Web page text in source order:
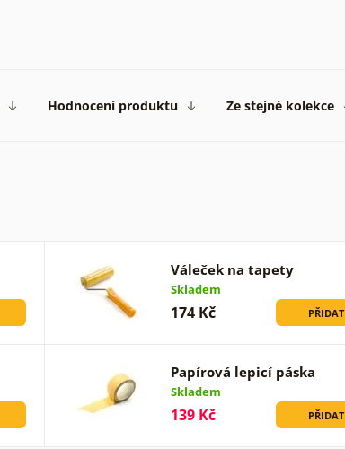
Hodnocení produktu Ze stejné kolekce
Váleček na tapety
Skladem
174 Kč PŘIDAT
Papírová lepicí páska
Skladem
139 Kč PŘIDAT